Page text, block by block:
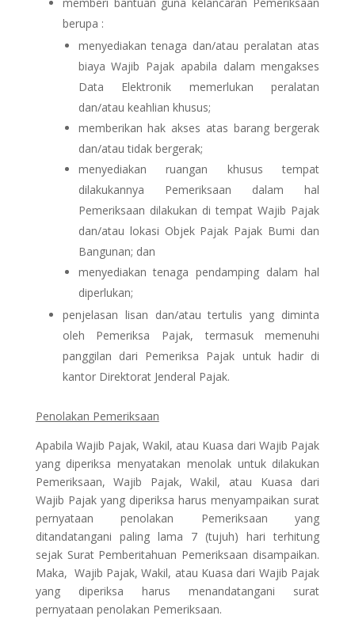
berupa :
menyediakan tenaga dan/atau peralatan atas
biaya Wajib Pajak apabila dalam mengakses
Data Elektronik memerlukan peralatan
dan/atau keahlian khusus;
memberikan hak akses atas barang bergerak
dan/atau tidak bergerak;
menyediakan ruangan khusus tempat
dilakukannya Pemeriksaan dalam hal
Pemeriksaan dilakukan di tempat Wajib Pajak
dan/atau lokasi Objek Pajak Pajak Bumi dan
Bangunan; dan
menyediakan tenaga pendamping dalam hal
diperlukan;
penjelasan lisan dan/atau tertulis yang diminta
oleh Pemeriksa Pajak, termasuk memenuhi
panggilan dari Pemeriksa Pajak untuk hadir di
kantor Direktorat Jenderal Pajak.
Penolakan Pemeriksaan
Apabila Wajib Pajak, Wakil, atau Kuasa dari Wajib Pajak
yang diperiksa menyatakan menolak untuk dilakukan
Pemeriksaan, Wajib Pajak, Wakil, atau Kuasa dari
Wajib Pajak yang diperiksa harus menyampaikan surat
pernyataan penolakan Pemeriksaan yang
ditandatangani paling lama 7 (tujuh) hari terhitung
sejak Surat Pemberitahuan Pemeriksaan disampaikan.
Maka, Wajib Pajak, Wakil, atau Kuasa dari Wajib Pajak
yang diperiksa harus menandatangani surat
pernyataan penolakan Pemeriksaan.